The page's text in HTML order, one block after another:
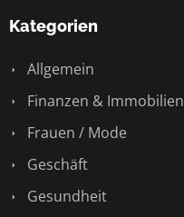
Kategorien
Allgemein
Finanzen & Immobilien
Frauen / Mode
Geschäft
Gesundheit